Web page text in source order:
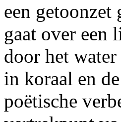
een
gaat over een
door het
in koraal en
poëtische